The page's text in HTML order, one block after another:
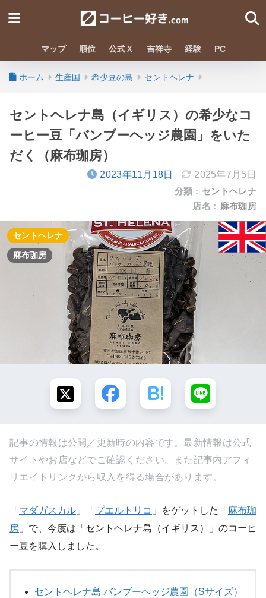
マップ 順位 公式Ｘ 吉祥寺 経験 PC
ホーム 生産国 希少豆の島 セントヘレナ
セントヘレナ島（イギリス）の希少なコ
ーヒー豆「バンブーヘッジ農園」をいた
だく（麻布珈房）
2023年11月18日
2025年7月5日
分類 : セントヘレナ
店名 : 麻布珈房
セントヘレナ
麻布珈房
記事の情報は公開／更新時の内容です。最新情報は公式
サイトやお店などでご確認ください。また記事内アフィ
リエイトリンクから収入を得る場合があります。
「 マダガスカル 」「 プエルトリコ 」をゲットした「 麻布珈
房 」で、今度は「セントヘレナ島（イギリス）」のコーヒ
ー豆を購入しました。
セントヘレナ島 バンブーヘッジ農園（Sサイズ）